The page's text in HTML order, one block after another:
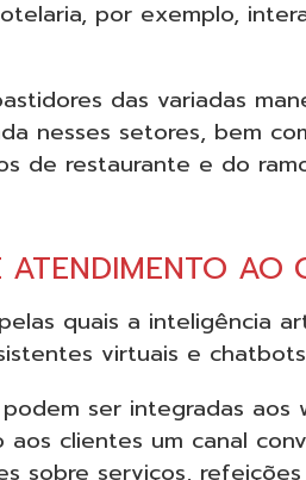
por exemplo,
das variadas
nesses setores, bem
de restaurante e do
AO
quais a inteligência
virtuais e
ser integradas
clientes um canal
sobre serviços,